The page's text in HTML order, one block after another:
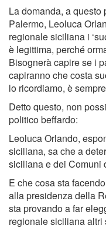
La domanda, a
Palermo, Leoluca
regionale siciliana i
è legittima, perché
Bisognerà capire se i
capiranno che costa
lo ricordiamo, è
Detto questo, non
politico beffardo:
Leoluca Orlando,
siciliana, sa che a
siciliana e dei Comuni
E che cosa sta
alla presidenza della
sta provando a far
regionale siciliana